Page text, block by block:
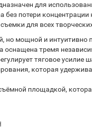
для
потери
для всех
но мощной и
тремя
тяговое
которая
площадкой,